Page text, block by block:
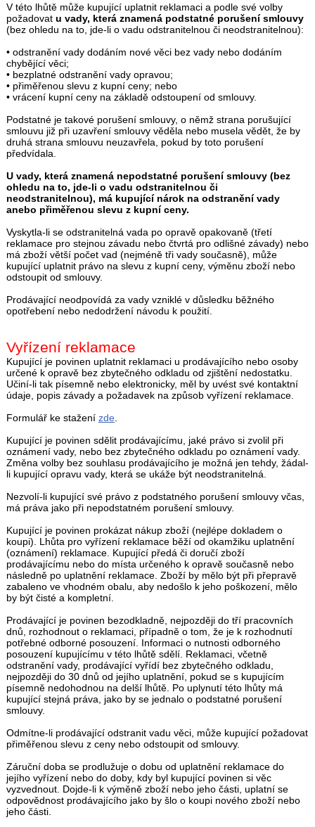
V této lhůtě může kupující uplatnit reklamaci a podle své volby
požadovat u vady, která znamená podstatné porušení smlouvy
(bez ohledu na to, jde-li o vadu odstranitelnou či neodstranitelnou):
• odstranění vady dodáním nové věci bez vady nebo dodáním
chybějící věci;
• bezplatné odstranění vady opravou;
• přiměřenou slevu z kupní ceny; nebo
• vrácení kupní ceny na základě odstoupení od smlouvy.
Podstatné je takové porušení smlouvy, o němž strana porušující
smlouvu již při uzavření smlouvy věděla nebo musela vědět, že by
druhá strana smlouvu neuzavřela, pokud by toto porušení
předvídala.
U vady, která znamená nepodstatné porušení smlouvy (bez
ohledu na to, jde-li o vadu odstranitelnou či
neodstranitelnou), má kupující nárok na odstranění vady
anebo přiměřenou slevu z kupní ceny.
Vyskytla-li se odstranitelná vada po opravě opakovaně (třetí
reklamace pro stejnou závadu nebo čtvrtá pro odlišné závady) nebo
má zboží větší počet vad (nejméně tři vady současně), může
kupující uplatnit právo na slevu z kupní ceny, výměnu zboží nebo
odstoupit od smlouvy.
Prodávající neodpovídá za vady vzniklé v důsledku běžného
opotřebení nebo nedodržení návodu k použití.
Vyřízení reklamace
Kupující je povinen uplatnit reklamaci u prodávajícího nebo osoby
určené k opravě bez zbytečného odkladu od zjištění nedostatku.
Učiní-li tak písemně nebo elektronicky, měl by uvést své kontaktní
údaje, popis závady a požadavek na způsob vyřízení reklamace.
Formulář ke stažení zde.
Kupující je povinen sdělit prodávajícímu, jaké právo si zvolil při
oznámení vady, nebo bez zbytečného odkladu po oznámení vady.
Změna volby bez souhlasu prodávajícího je možná jen tehdy, žádal-
li kupující opravu vady, která se ukáže být neodstranitelná.
Nezvolí-li kupující své právo z podstatného porušení smlouvy včas,
má práva jako při nepodstatném porušení smlouvy.
Kupující je povinen prokázat nákup zboží (nejlépe dokladem o
koupi). Lhůta pro vyřízení reklamace běží od okamžiku uplatnění
(oznámení) reklamace. Kupující předá či doručí zboží
prodávajícímu nebo do místa určeného k opravě současně nebo
následně po uplatnění reklamace. Zboží by mělo být při přepravě
zabaleno ve vhodném obalu, aby nedošlo k jeho poškození, mělo
by být čisté a kompletní.
Prodávající je povinen bezodkladně, nejpozději do tří pracovních
dnů, rozhodnout o reklamaci, případně o tom, že je k rozhodnutí
potřebné odborné posouzení. Informaci o nutnosti odborného
posouzení kupujícímu v této lhůtě sdělí. Reklamaci, včetně
odstranění vady, prodávající vyřídí bez zbytečného odkladu,
nejpozději do 30 dnů od jejího uplatnění, pokud se s kupujícím
písemně nedohodnou na delší lhůtě. Po uplynutí této lhůty má
kupující stejná práva, jako by se jednalo o podstatné porušení
smlouvy.
Odmítne-li prodávající odstranit vadu věci, může kupující požadovat
přiměřenou slevu z ceny nebo odstoupit od smlouvy.
Záruční doba se prodlužuje o dobu od uplatnění reklamace do
jejího vyřízení nebo do doby, kdy byl kupující povinen si věc
vyzvednout. Dojde-li k výměně zboží nebo jeho části, uplatní se
odpovědnost prodávajícího jako by šlo o koupi nového zboží nebo
jeho části.